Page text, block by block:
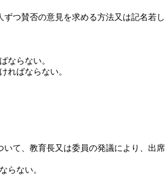
つ賛否の意見を求める方法又は記名若
ならない。
ればならない。
て、教育長又は委員の発議により、出
らない。